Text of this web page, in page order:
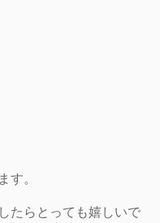
。
たらとっても嬉しいで